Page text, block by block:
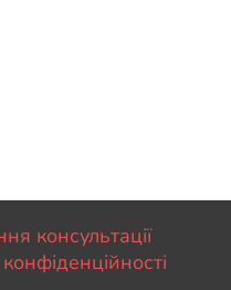
консультації